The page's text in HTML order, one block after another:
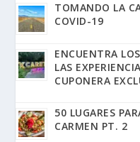
TOMANDO LA
COVID-19
ENCUENTRA
LAS
CUPONERA
50 LUGARES
CARMEN PT. 2